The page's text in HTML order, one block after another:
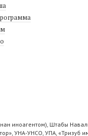
иноагентом), Штабы
УНА-УНСО, УПА, «Тризуб